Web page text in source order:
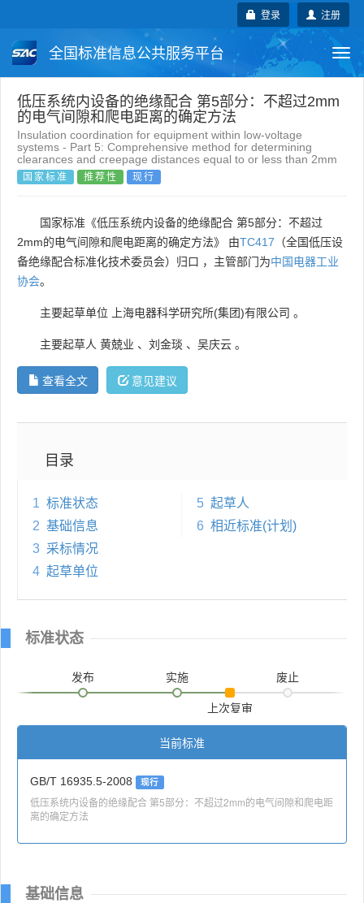
注册
登录
全国标准信息公共服务平台
国家标准 行业标准 地方标准
团体标准 企业标准 国际标准
国外标准 技术委员会
低压系统内设备的绝缘配合 第5部分：不超过2mm
的电气间隙和爬电距离的确定方法
Insulation coordination for equipment within low-voltage
systems - Part 5: Comprehensive method for determining
clearances and creepage distances equal to or less than 2mm
国家标准 推荐性 现行
国家标准《低压系统内设备的绝缘配合 第5部分：不超过
2mm的电气间隙和爬电距离的确定方法》 由TC417 （全国低压设
备绝缘配合标准化技术委员会）归口 ，主管部门为中国电器工业
协会。
主要起草单位 上海电器科学研究所(集团)有限公司 。
主要起草人 黄兢业 、 刘金琰 、 吴庆云 。
查看全文 意见建议
目录
1 标准状态
2 基础信息
3 采标情况
4 起草单位
5 起草人
6 相近标准(计划)
标准状态
发布 实施
上次复审
废止
当前标准
GB/T 16935.5-2008 现行
低压系统内设备的绝缘配合 第5部分：不超过2mm的电气间隙和爬电距
离的确定方法
基础信息